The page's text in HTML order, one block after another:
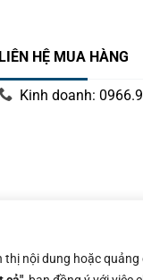
nội dung hoặc
LIÊN HỆ MUA HÀNG
Kinh doanh:
2019 bởi Sở Kế